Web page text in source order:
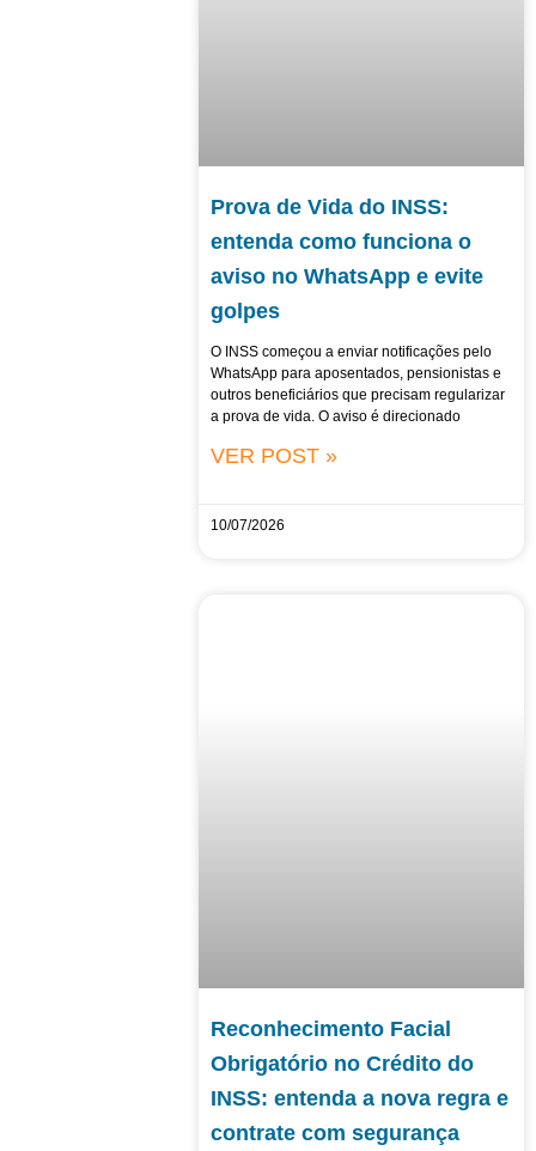
Prova de Vida do INSS:
entenda como funciona o
aviso no WhatsApp e evite
golpes
O INSS começou a enviar notificações pelo
WhatsApp para aposentados, pensionistas e
outros beneficiários que precisam regularizar
a prova de vida. O aviso é direcionado
VER POST »
10/07/2026
Reconhecimento Facial
Obrigatório no Crédito do
INSS: entenda a nova regra e
contrate com segurança